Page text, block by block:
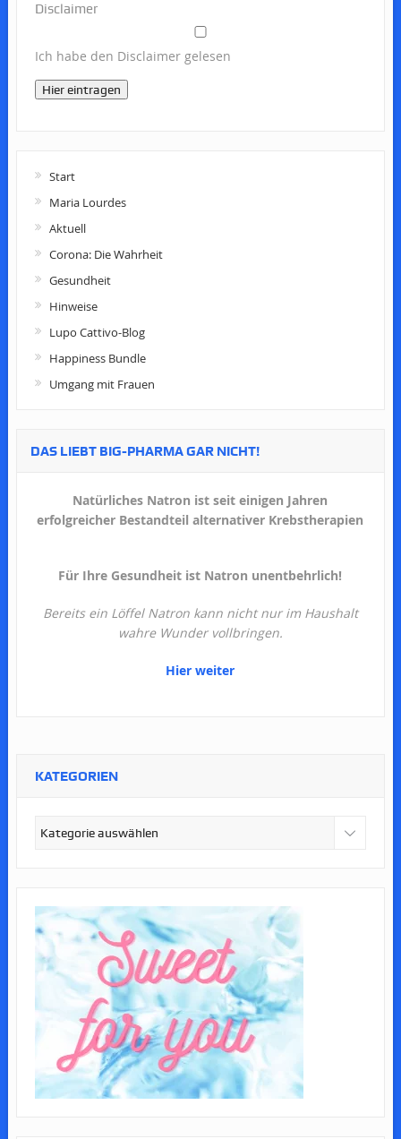
Disclaimer
Ich habe den Disclaimer gelesen
Hier eintragen
Start
Maria Lourdes
Aktuell
Corona: Die Wahrheit
Gesundheit
Hinweise
Lupo Cattivo-Blog
Happiness Bundle
Umgang mit Frauen
DAS LIEBT BIG-PHARMA GAR NICHT!
Natürliches Natron ist seit einigen Jahren
erfolgreicher Bestandteil alternativer Krebstherapien
Für Ihre Gesundheit ist Natron unentbehrlich!
Bereits ein Löffel Natron kann nicht nur im Haushalt
wahre Wunder vollbringen.
Hier weiter
KATEGORIEN